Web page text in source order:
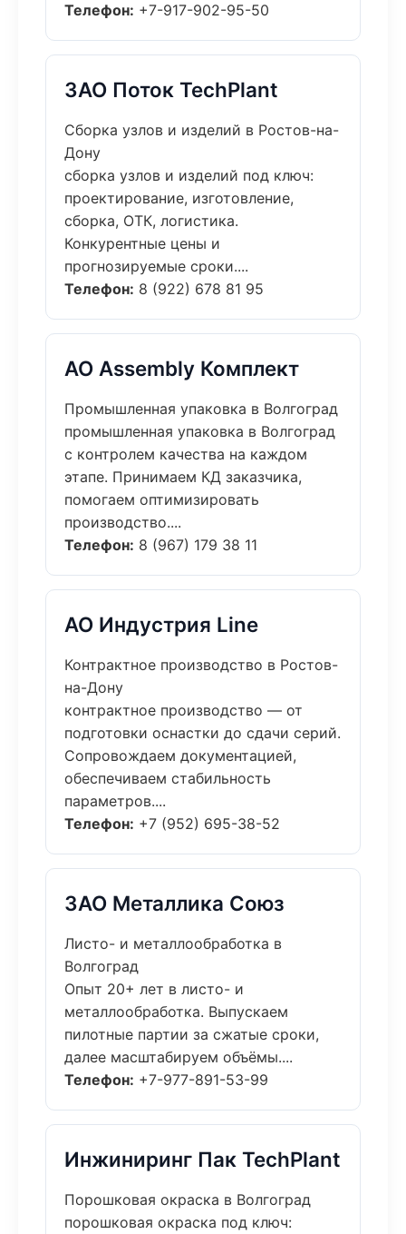
Телефон: +7-917-902-95-50
ЗАО Поток TechPlant
Сборка узлов и изделий в Ростов-на-
Дону
сборка узлов и изделий под ключ:
проектирование, изготовление,
сборка, ОТК, логистика.
Конкурентные цены и
прогнозируемые сроки....
Телефон: 8 (922) 678 81 95
АО Assembly Комплект
Промышленная упаковка в Волгоград
промышленная упаковка в Волгоград
с контролем качества на каждом
этапе. Принимаем КД заказчика,
помогаем оптимизировать
производство....
Телефон: 8 (967) 179 38 11
АО Индустрия Line
Контрактное производство в Ростов-
на-Дону
контрактное производство — от
подготовки оснастки до сдачи серий.
Сопровождаем документацией,
обеспечиваем стабильность
параметров....
Телефон: +7 (952) 695-38-52
ЗАО Металлика Союз
Листо- и металлообработка в
Волгоград
Опыт 20+ лет в листо- и
металлообработка. Выпускаем
пилотные партии за сжатые сроки,
далее масштабируем объёмы....
Телефон: +7-977-891-53-99
Инжиниринг Пак TechPlant
Порошковая окраска в Волгоград
порошковая окраска под ключ: